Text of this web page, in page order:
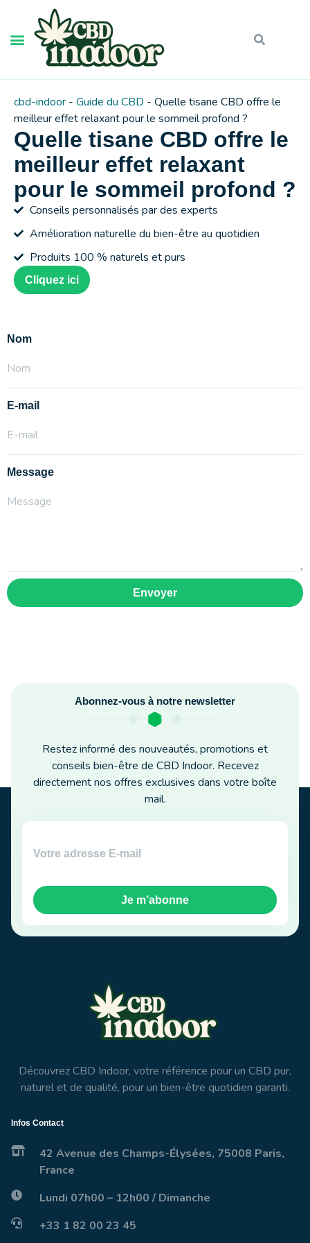
cbd-indoor - Guide du CBD - Quelle tisane CBD offre le
meilleur effet relaxant pour le sommeil profond ?
Quelle tisane CBD offre le
meilleur effet relaxant
pour le sommeil profond ?
Conseils personnalisés par des experts
Amélioration naturelle du bien-être au quotidien
Produits 100 % naturels et purs
Cliquez ici
Nom
E-mail
Message
Envoyer
Abonnez-vous à notre newsletter
Restez informé des nouveautés, promotions et
conseils bien-être de CBD Indoor. Recevez
directement nos offres exclusives dans votre boîte
mail.
Je m’abonne
Découvrez CBD Indoor, votre référence pour un CBD pur,
naturel et de qualité, pour un bien-être quotidien garanti.
Infos Contact
42 Avenue des Champs-Élysées, 75008 Paris,
France
Lundi 07h00 – 12h00 / Dimanche
+33 1 82 00 23 45